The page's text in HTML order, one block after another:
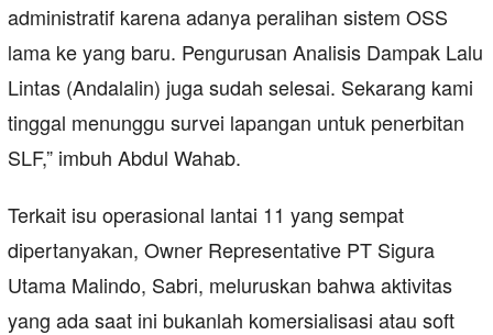
administratif karena adanya peralihan sistem OSS
lama ke yang baru. Pengurusan Analisis Dampak Lalu
Lintas (Andalalin) juga sudah selesai. Sekarang kami
tinggal menunggu survei lapangan untuk penerbitan
SLF,” imbuh Abdul Wahab.
Terkait isu operasional lantai 11 yang sempat
dipertanyakan, Owner Representative PT Sigura
Utama Malindo, Sabri, meluruskan bahwa aktivitas
yang ada saat ini bukanlah komersialisasi atau soft